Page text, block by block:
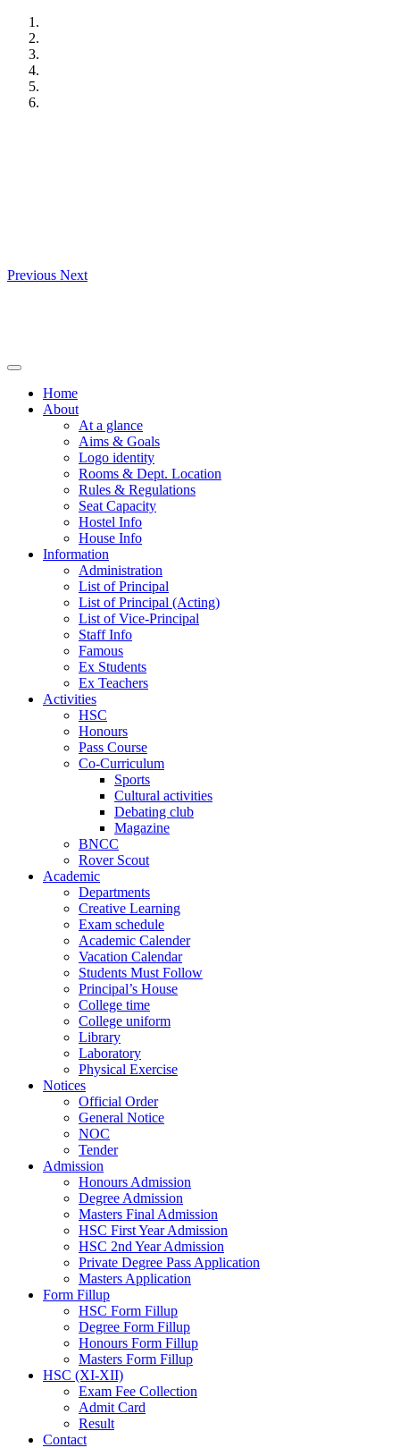
Skip
content
Previous Next
Home
About
At a glance
Aims & Goals
Logo identity
Rooms & Dept. Location
Rules & Regulations
Seat Capacity
Hostel Info
House Info
Information
Administration
List of Principal
List of Principal (Acting)
List of Vice-Principal
Staff Info
Famous
Ex Students
Ex Teachers
Activities
HSC
Honours
Pass Course
Co-Curriculum
Sports
Cultural activities
Debating club
Magazine
BNCC
Rover Scout
Academic
Departments
Creative Learning
Exam schedule
Academic Calender
Vacation Calendar
Students Must Follow
Principal’s House
College time
College uniform
Library
Laboratory
Physical Exercise
Notices
Official Order
General Notice
NOC
Tender
Admission
Honours Admission
Degree Admission
Masters Final Admission
HSC First Year Admission
HSC 2nd Year Admission
Private Degree Pass Application
Masters Application
Form Fillup
HSC Form Fillup
Degree Form Fillup
Honours Form Fillup
Masters Form Fillup
HSC (XI-XII)
Exam Fee Collection
Admit Card
Result
Contact